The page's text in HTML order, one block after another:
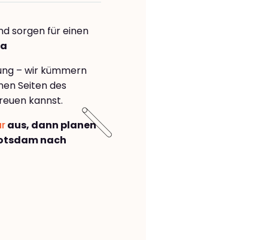
sorgen für einen
– wir kümmern
Seiten des
kannst.
aus, dann planen
nach